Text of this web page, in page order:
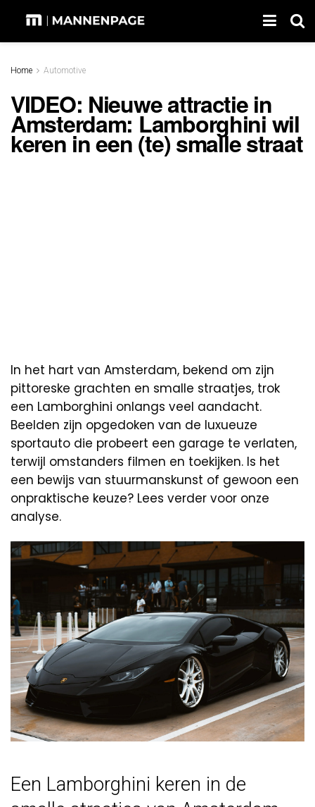
Home Automotive
VIDEO: Nieuwe attractie in
Amsterdam: Lamborghini wil
keren in een (te) smalle straat
In het hart van Amsterdam, bekend om zijn
pittoreske grachten en smalle straatjes, trok
een Lamborghini onlangs veel aandacht.
Beelden zijn opgedoken van de luxueuze
sportauto die probeert een garage te verlaten,
terwijl omstanders filmen en toekijken. Is het
een bewijs van stuurmanskunst of gewoon een
onpraktische keuze? Lees verder voor onze
analyse.
Een Lamborghini keren in de